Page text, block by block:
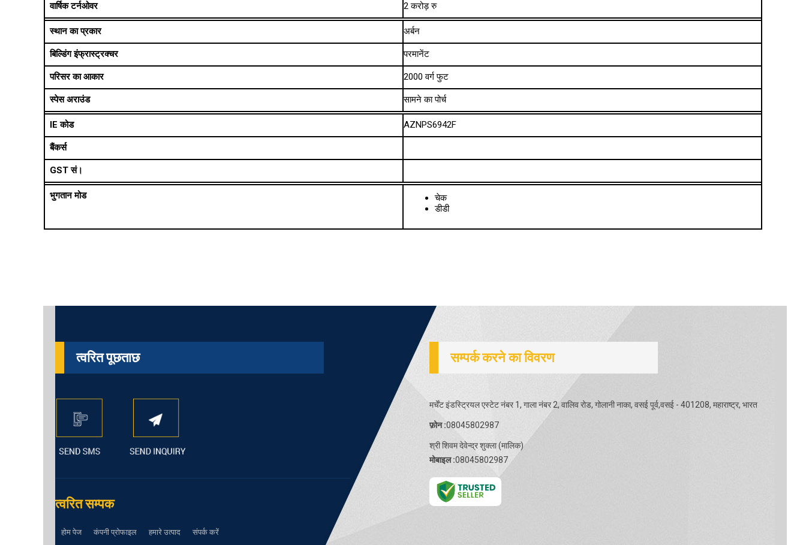
वार्षिक टर्नओवर 2 करोड़ रु
स्थान का प्रकार अर्बन
बिल्डिंग इंफ्रास्ट्रक्चर परमानेंट
परिसर का आकार 2000 वर्ग फुट
स्पेस अराउंड सामने का पोर्च
IE कोड AZNPS6942F
बैंकर्स
GST सं।
भुगतान मोड
चेक
डीडी
त्वरित पूछताछ
त्वरित सम्पक
होम पेज कंपनी प्रोफाइल हमारे उत्पाद संपर्क करें
सम्पर्क करने का विवरण
मर्चेंट इंडस्ट्रियल एस्टेट नंबर 1, गाला नंबर 2, वालिव रोड, गोलानी नाका, वसई पूर्व,वसई - 401208, महाराष्ट्र, भारत
फ़ोन :08045802987
श्री शिवम देवेन्द्र शुक्ला(मालिक)
मोबाइल :08045802987